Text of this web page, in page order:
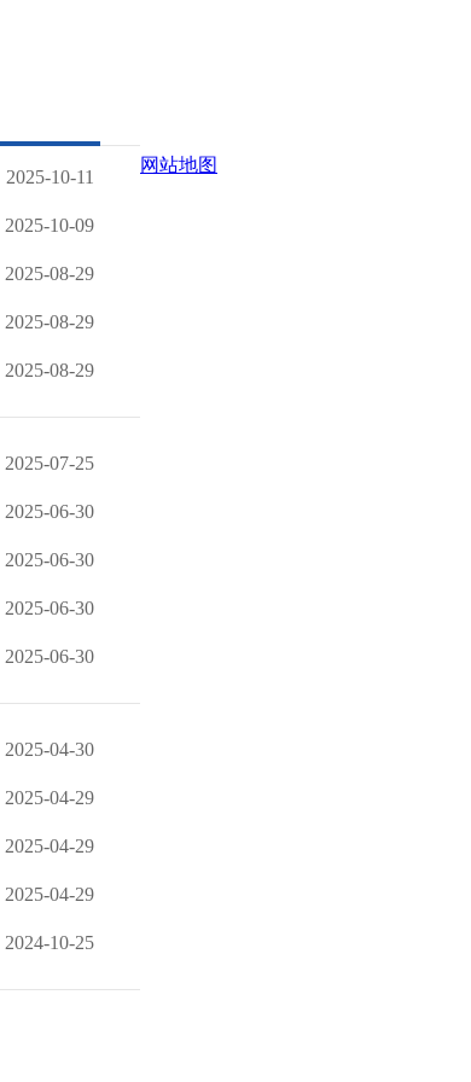
2025-10-11
2025-10-09
2025-08-29
2025-08-29
2025-08-29
2025-07-25
2025-06-30
2025-06-30
2025-06-30
2025-06-30
2025-04-30
2025-04-29
2025-04-29
2025-04-29
2024-10-25
网站地图